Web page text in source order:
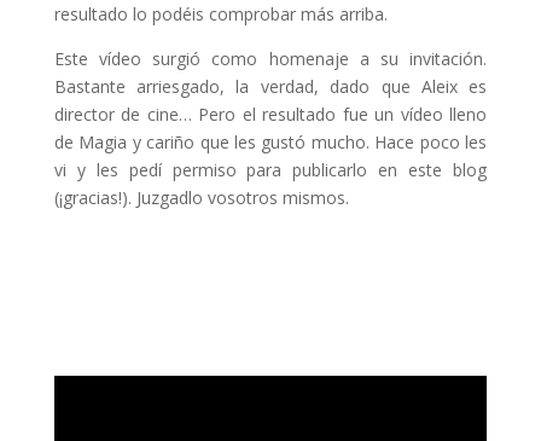
resultado lo podéis comprobar más arriba.
Este vídeo surgió como homenaje a su invitación.
Bastante arriesgado, la verdad, dado que Aleix es
director de cine… Pero el resultado fue un vídeo lleno
de Magia y cariño que les gustó mucho. Hace poco les
vi y les pedí permiso para publicarlo en este blog
(¡gracias!). Juzgadlo vosotros mismos.